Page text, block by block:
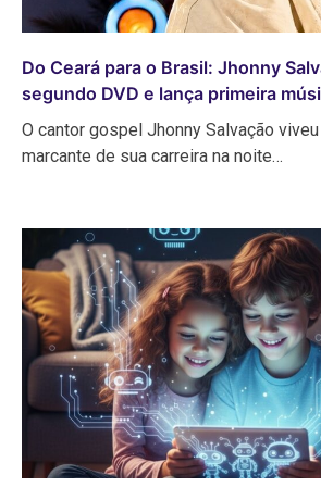
Do Ceará para o Brasil: Jhonny
segundo DVD e lança primeira
O cantor gospel Jhonny Salvação
marcante de sua carreira na noite…